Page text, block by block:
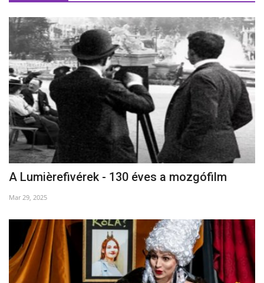
A Lumièrefivérek - 130 éves a mozgófilm
Mar 29, 2025